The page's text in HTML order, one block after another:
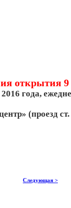
открытия 9
года,
(проезд
Следующая >